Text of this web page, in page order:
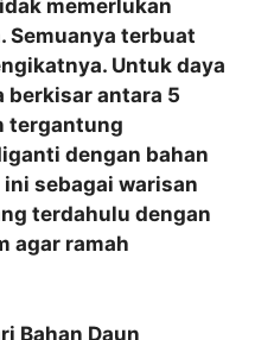
memerlukan
Semuanya terbuat
Untuk daya
berkisar antara 5
tergantung
dengan bahan
sebagai warisan
terdahulu dengan
agar ramah
Bahan Daun